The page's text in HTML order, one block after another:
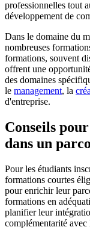
professionnelles tout
développement de
Dans le domaine du
nombreuses
formations, souvent
offrent une
des domaines
le management, la
d'entreprise.
Conseils
dans un
Pour les étudiants
formations courtes
pour enrichir leur
formations en
planifier leur
complémentarité